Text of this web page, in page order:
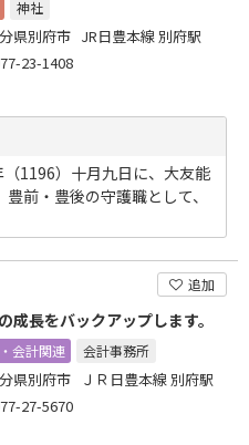
神社
県別府市 JR日豊本線 別府駅
23-1408
1196）十月九日に、大友能
前・豊後の守護職として、
追加
成長をバックアップします。
会計関連 会計事務所
県別府市 ＪＲ日豊本線 別府駅
27-5670